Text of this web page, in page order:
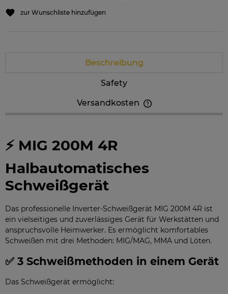
zur Wunschliste hinzufügen
Beschreibung
Safety
Versandkosten
⚡ MIG 200M 4R
Halbautomatisches
Schweißgerät
Das professionelle Inverter-Schweißgerät MIG 200M 4R ist
ein vielseitiges und zuverlässiges Gerät für Werkstätten und
anspruchsvolle Heimwerker. Es ermöglicht komfortables
Schweißen mit drei Methoden: MIG/MAG, MMA und Löten.
✅ 3 Schweißmethoden in einem Gerät
Das Schweißgerät ermöglicht: